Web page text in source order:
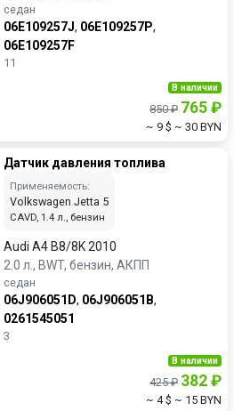
седан
06E109257J, 06E109257P,
06E109257F
11
В наличии
850 ₽ 765 ₽
~ 9 $ ~ 30 BYN
Датчик давления топлива
Применяемость:
Volkswagen Jetta 5
CAVD, 1.4 л., бензин
Audi A4 B8/8K 2010
2.0 л., BWT, бензин, АКПП
седан
06J906051D, 06J906051B,
0261545051
3
В наличии
425 ₽ 382 ₽
~ 4 $ ~ 15 BYN